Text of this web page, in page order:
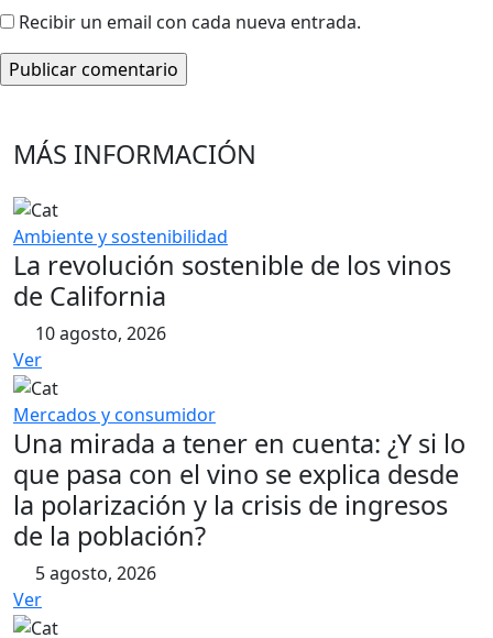
Recibir un email con cada nueva entrada.
MÁS INFORMACIÓN
Ambiente y sostenibilidad
La revolución sostenible de los vinos
de California
10 agosto, 2026
Ver
Mercados y consumidor
Una mirada a tener en cuenta: ¿Y si lo
que pasa con el vino se explica desde
la polarización y la crisis de ingresos
de la población?
5 agosto, 2026
Ver